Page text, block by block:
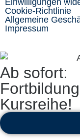
Einwilligungen
Cookie-Richtlinie
Allgemeine
Impressum
Ab sofort:
Kursreihe!